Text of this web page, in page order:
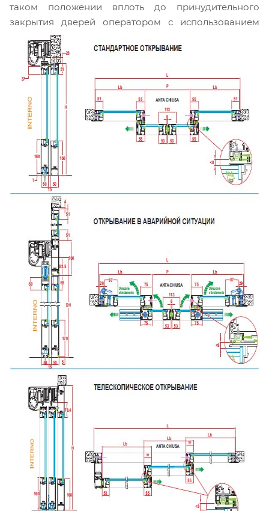
таком положении вплоть до принудительного
закрытия дверей оператором с использованием
элементов управления или автоматически после
восстановления электропитания. Если экстренное
открывание наружу в аварийной ситуации
происходит во время движения створок, как
в сторону открытия, так и в сторону закрытия, они
моментально останавливаются, и возобновить
работу двери возможно только после полного
восстановления целостности конструкции и
закрытия вручную всех сработавших створок.